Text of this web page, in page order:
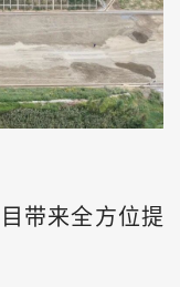
带来全方位提